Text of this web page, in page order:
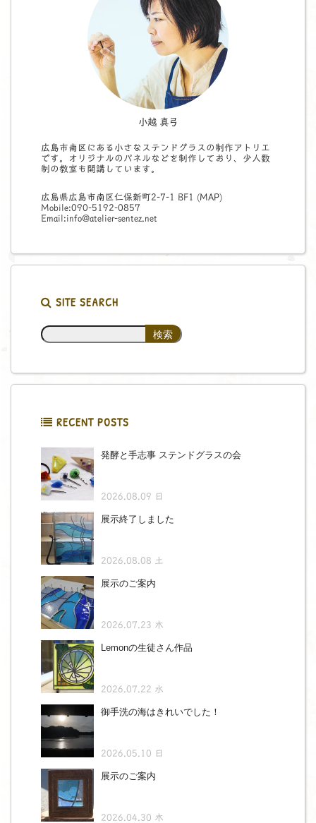
小越 真弓
広島市南区にある小さなステンドグラスの制作アトリエ
です。オリジナルのパネルなどを制作しており、少人数
制の教室も開講しています。
広島県広島市南区仁保新町2-7-1 BF1 (MAP)
Mobile:090-5192-0857
Email:info@atelier-sentez.net
SITE SEARCH
RECENT POSTS
発酵と手志事 ステンドグラスの会
2026.08.09 日
展示終了しました
2026.08.08 土
展示のご案内
2026.07.23 木
Lemonの生徒さん作品
2026.07.22 水
御手洗の海はきれいでした！
2026.05.10 日
展示のご案内
2026.04.30 木